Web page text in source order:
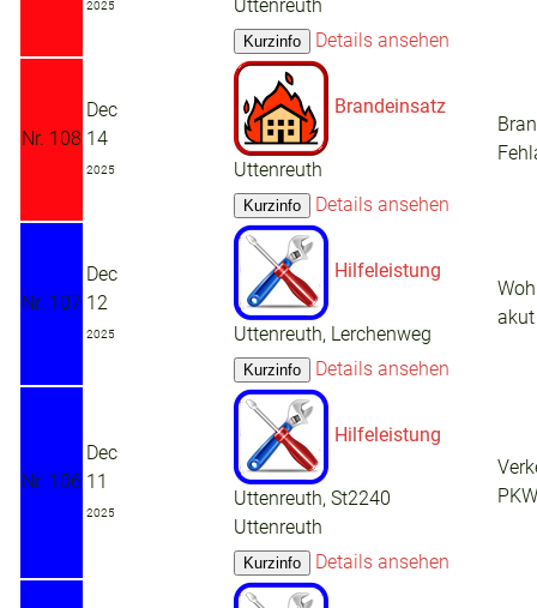
2025
Uttenreuth
Details ansehen
Nr. 108
Dec
14
2025
Brandeinsatz
Uttenreuth
Details ansehen
Nr. 107
Dec
12
2025
Hilfeleistung
Uttenreuth, Lerchenweg
Details ansehen
akut
Nr. 106
Dec
11
2025
Hilfeleistung
Uttenreuth, St2240
Uttenreuth
Details ansehen
PKW